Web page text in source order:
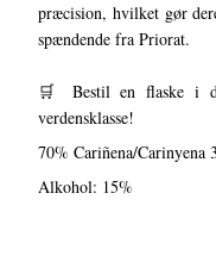
præcision, hvilket gør
spændende fra Priorat.
🛒 Bestil en flaske i
verdensklasse!
70% Cariñena/Carinyena
Alkohol: 15%